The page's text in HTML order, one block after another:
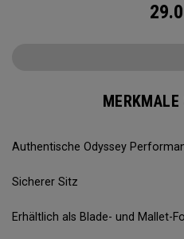
Authentische Odyssey
Sicherer Sitz
Erhältlich als Blade- und Mallet-